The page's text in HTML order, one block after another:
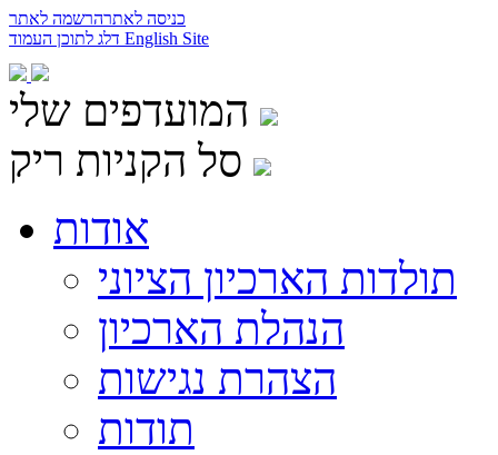
כניסה לאתרהרשמה לאתר
English Site
המועדפים שלי
סל הקניות ריק
אודות
תולדות הארכיון הציוני
הנהלת הארכיון
הצהרת נגישות
תודות